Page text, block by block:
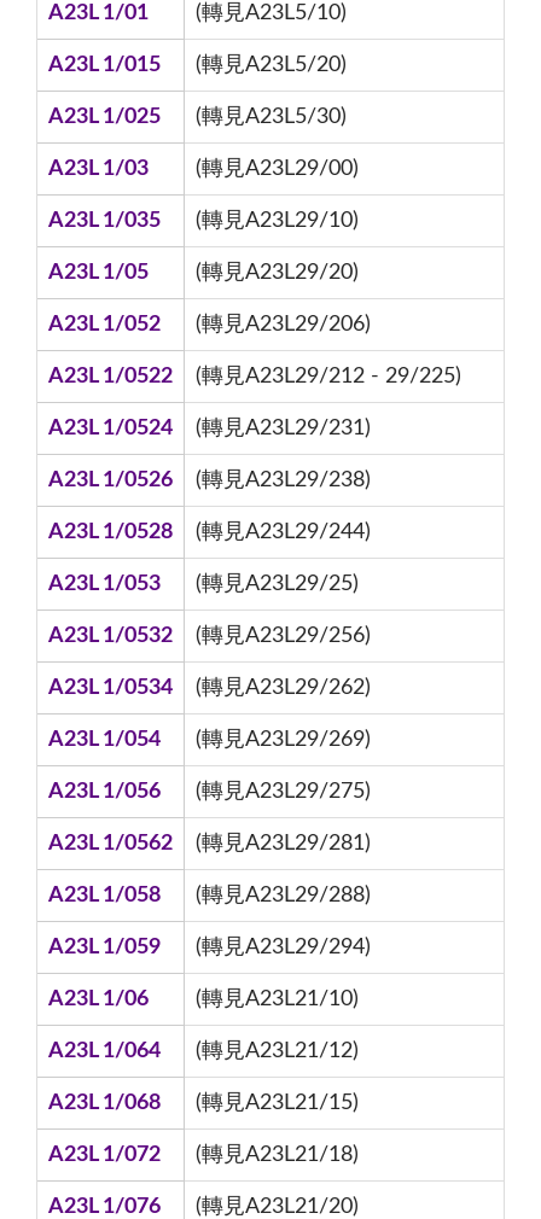
A23L 1/01 (轉見A23L5/10)
A23L 1/015 (轉見A23L5/20)
A23L 1/025 (轉見A23L5/30)
A23L 1/03 (轉見A23L29/00)
A23L 1/035 (轉見A23L29/10)
A23L 1/05 (轉見A23L29/20)
A23L 1/052 (轉見A23L29/206)
A23L 1/0522 (轉見A23L29/212 - 29/225)
A23L 1/0524 (轉見A23L29/231)
A23L 1/0526 (轉見A23L29/238)
A23L 1/0528 (轉見A23L29/244)
A23L 1/053 (轉見A23L29/25)
A23L 1/0532 (轉見A23L29/256)
A23L 1/0534 (轉見A23L29/262)
A23L 1/054 (轉見A23L29/269)
A23L 1/056 (轉見A23L29/275)
A23L 1/0562 (轉見A23L29/281)
A23L 1/058 (轉見A23L29/288)
A23L 1/059 (轉見A23L29/294)
A23L 1/06 (轉見A23L21/10)
A23L 1/064 (轉見A23L21/12)
A23L 1/068 (轉見A23L21/15)
A23L 1/072 (轉見A23L21/18)
A23L 1/076 (轉見A23L21/20)